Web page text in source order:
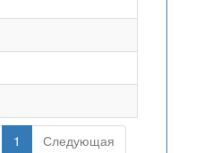
1 Следующая